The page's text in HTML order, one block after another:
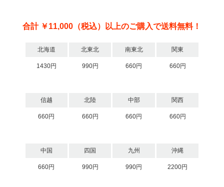
合計 ￥11,000（税込）以上のご購入で送料無料！
北海道 北東北 南東北 関東
1430円 990円 660円 660円
信越 北陸 中部 関西
660円 660円 660円 660円
中国 四国 九州 沖縄
660円 990円 990円 2200円